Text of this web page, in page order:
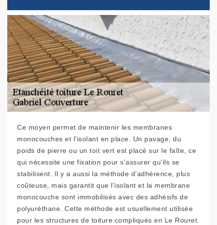
Ce moyen permet de maintenir les membranes
monocouches et l'isolant en place. Un pavage, du
poids de pierre ou un toit vert est placé sur le faîte, ce
qui nécessite une fixation pour s'assurer qu'ils se
stabilisent. Il y a aussi la méthode d’adhérence, plus
coûteuse, mais garantit que l'isolant et la membrane
monocouche sont immobilisés avec des adhésifs de
polyuréthane. Cette méthode est usuellement utilisée
pour les structures de toiture compliqués en Le Rouret.